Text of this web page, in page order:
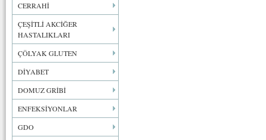
CERRAHİ
ÇEŞİTLİ AKCİĞER
HASTALIKLARI
ÇÖLYAK GLUTEN
DİYABET
DOMUZ GRİBİ
ENFEKSİYONLAR
GDO